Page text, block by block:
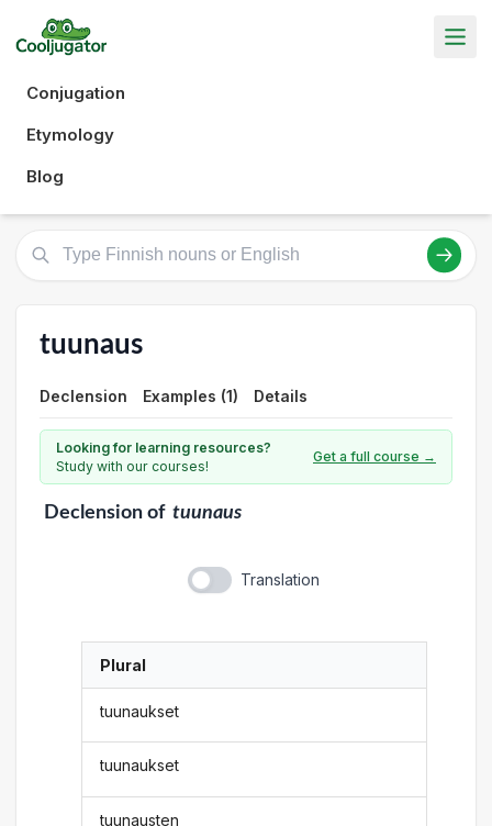
Conjugation
Etymology
Blog
tuunaus
Declension Examples (1) Details
Looking for learning resources?
Study with our courses!
Get a full course →
Declensionof tuunaus
Translation
Plural
tuunaukset
tuunaukset
tuunausten